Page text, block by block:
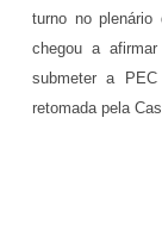
turno no plenário
chegou a
submeter a
retomada pela